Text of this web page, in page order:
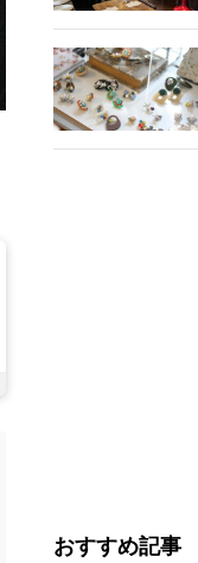
おすすめ記事